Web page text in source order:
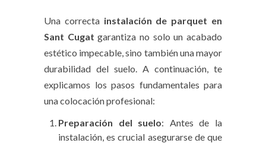
Una correcta instalación de parquet en
Sant Cugat garantiza no solo un acabado
estético impecable, sino también una mayor
durabilidad del suelo. A continuación, te
explicamos los pasos fundamentales para
una colocación profesional:
Preparación del suelo: Antes de la
instalación, es crucial asegurarse de que